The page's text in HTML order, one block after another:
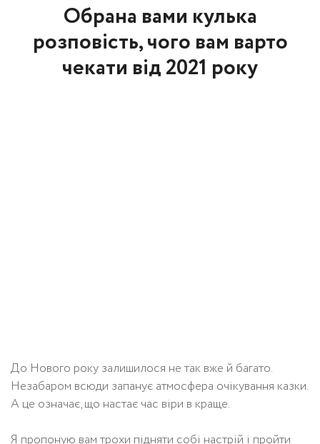
Обрана вами кулька
розповість, чого вам варто
чекати від 2021 року
До Нового року залишилося не так вже й багато.
Незабаром всюди запанує атмосфера очікування казки.
А це означає, що настає час віри в краще.
Я пропоную вам трохи підняти собі настрій і пройти